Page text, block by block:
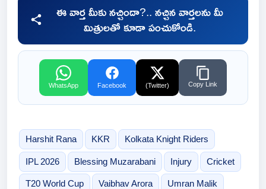
ఈ వార్త మీకు నచ్చిందా?.. నచ్చిన వార్తలను మీ
మిత్రులతో కూడా పంచుకోండి.
WhatsApp Facebook (Twitter) Copy Link
Harshit Rana KKR Kolkata Knight Riders
IPL 2026 Blessing Muzarabani Injury Cricket
T20 World Cup Vaibhav Arora Umran Malik